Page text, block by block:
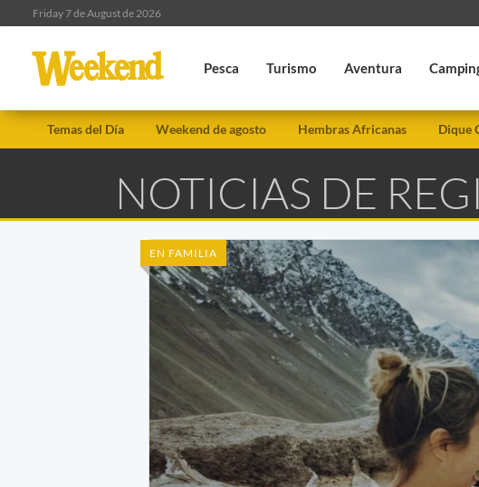
Friday 7 de August de 2026
Pesca Turismo Aventura
Temas del Día Weekend de agosto Hembras Africanas Dique
NOTICIAS DE
EN FAMILIA